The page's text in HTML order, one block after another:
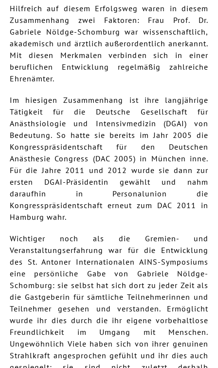
Hilfreich auf diesem Erfolgsweg waren in diesem
Zusammenhang zwei Faktoren: Frau Prof. Dr.
Gabriele Nöldge-Schomburg war wissenschaftlich,
akademisch und ärztlich außerordentlich anerkannt.
Mit diesen Merkmalen verbinden sich in einer
beruflichen Entwicklung regelmäßig zahlreiche
Ehrenämter.
Im hiesigen Zusammenhang ist ihre langjährige
Tätigkeit für die Deutsche Gesellschaft für
Anästhsiologie und Intensivmedizin (DGAI) von
Bedeutung. So hatte sie bereits im Jahr 2005 die
Kongresspräsidentschaft für den Deutschen
Anästhesie Congress (DAC 2005) in München inne.
Für die Jahre 2011 und 2012 wurde sie dann zur
ersten DGAI-Präsidentin gewählt und nahm
daraufhin in Personalunion die
Kongresspräsidentschaft erneut zum DAC 2011 in
Hamburg wahr.
Wichtiger noch als die Gremien- und
Veranstaltungserfahrung war für die Entwicklung
des St. Antoner Internationalen AINS-Symposiums
eine persönliche Gabe von Gabriele Nöldge-
Schomburg: sie selbst hat sich dort zu jeder Zeit als
die Gastgeberin für sämtliche Teilnehmerinnen und
Teilnehmer gesehen und verstanden. Ermöglicht
wurde ihr dies durch die ihr eigene vorbehaltlose
Freundlichkeit im Umgang mit Menschen.
Ungewöhnlich Viele haben sich von ihrer genuinen
Strahlkraft angesprochen gefühlt und ihr dies auch